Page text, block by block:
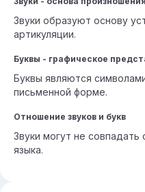
Звуки образуют основу
артикуляции.
Буквы - графическое
Буквы являются
письменной форме.
Отношение звуков и букв
Звуки могут не совпадать
языка.